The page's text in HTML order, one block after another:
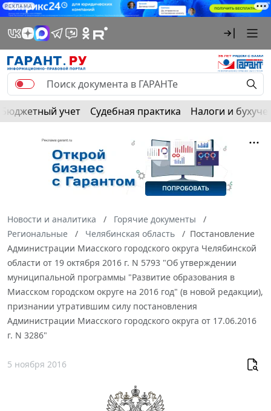
РЕКЛАМА
Бюджетный учет Судебная практика Налоги и
Новости и аналитика
Горячие документы
Региональные
Челябинская область
Постановление
Администрации Миасского городского округа Челябинской
области от 19 октября 2016 г. N 5793 "Об утверждении
муниципальной программы "Развитие образования в
Миасском городском округе на 2016 год" (в новой редакции),
признании утратившим силу постановления
Администрации Миасского городского округа от 17.06.2016
г. N 3286"
5 ноября 2016